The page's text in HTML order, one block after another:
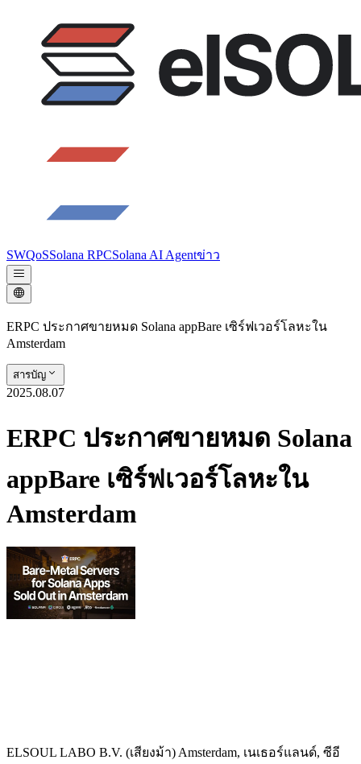
SWQoSSolana RPCSolana AI Agentข่าว
ERPC ประกาศขายหมด Solana appBare เซิร์ฟเวอร์โลหะใน
Amsterdam
สารบัญ
2025.08.07
ERPC ประกาศขายหมด Solana
appBare เซิร์ฟเวอร์โลหะใน
Amsterdam
ELSOUL LABO B.V. (เสียงม้า) Amsterdam, เนเธอร์แลนด์, ซีอี